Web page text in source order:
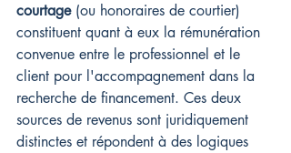
courtage (ou honoraires de courtier)
constituent quant à eux la rémunération
convenue entre le professionnel et le
client pour l'accompagnement dans la
recherche de financement. Ces deux
sources de revenus sont juridiquement
distinctes et répondent à des logiques